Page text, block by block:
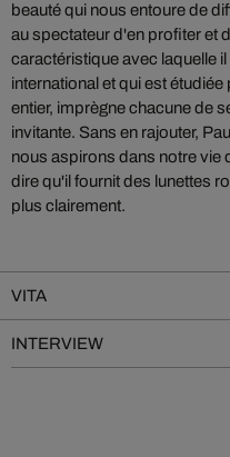
beauté qui nous entoure de
au spectateur d'en profiter et
caractéristique avec laquelle
international et qui est
entier, imprègne chacune de
invitante. Sans en rajouter,
nous aspirons dans notre vie
dire qu'il fournit des lunettes
plus clairement.
VITA
INTERVIEW